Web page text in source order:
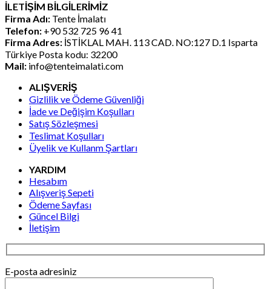
₺28.215,00.
İLETİŞİM BİLGİLERİMİZ
Firma Adı: Tente İmalatı
Telefon: +90 532 725 96 41
Firma Adres: İSTİKLAL MAH. 113 CAD. NO:127 D.1 Isparta
Türkiye Posta kodu: 32200
Mail: info@tenteimalati.com
ALIŞVERİŞ
Gizlilik ve Ödeme Güvenliği
İade ve Değişim Koşulları
Satış Sözleşmesi
Teslimat Koşulları
Üyelik ve Kullanm Şartları
YARDIM
Hesabım
Alışveriş Sepeti
Ödeme Sayfası
Güncel Bilgi
İletişim
E-posta adresiniz